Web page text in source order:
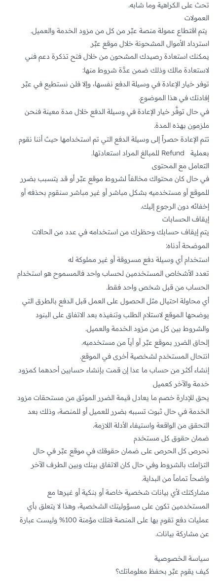
تحث على الكراهية وما شابه.
العمولات
يتم اقتطاع عمولة منصة عبِّر من كل من مزود الخدمة والعميل.
استرداد الأموال المشحونة خلال موقع عبِّر
يمكنك استعادة رصيدك المشحون من خلال فتح تذكرة دعم فني
لاستعادة مالك وذلك ضمن عدَّة شروط منها:
توفر خيار الإعادة في وسيلة الدفع نفسها، وإلا فلن نستطيع في عبِّر
إفادتك في هذا الموضوع.
في حال توفَّر خيار الإعادة في وسيلة الدفع خلال مدة معينة فنحن
ملزمون بهذه المدة.
تتم الإعادة حصراً إلى وسيلة الدفع التي تم استخدامها حيث أننا نقوم
بعملية Refund للمبالغ المراد استعادتها.
التعامل مع المحتوى
في حال كان محتواك مخالفاً لشروط موقع عبِّر أو قد يتسبب بضرر
للموقع أو مستخدميه بشكل مباشر أو غير مباشر سنقوم بحذفه أو
إخفائه دون الرجوع إليك.
إيقاف الحسابات
يتم إيقاف حسابك وحظرك من استخدامه في عدد من الحالات
الموضحة أدناه:
استخدام أي وسيلة دفع مسروقة أو غير مملوكة له
تعدد الأشخاص المستخدمين لحساب واحد فالمسموح هو استخدام
الحساب من قبل شخص واحد فقط.
أي محاولة احتيال مثل الحصول على العمل قبل الدفع بالطرق التي
يوضحها الموقع لاستلام الطلب وتنفيذه بعد الاتفاق على البنود
والشروط بين كل من مزود الخدمة والعميل.
إلحاق الضرر بموقع عبِّر أو أياً من مستخدميه.
انتحال المستخدم لشخصية أخرى في الموقع.
إنشاء أكثر من حساب ما عدا إن قمت بإنشاء حسابين أحدهما كمزود
خدمة والآخر كعميل
يحق للإدارة خصم ما يعادل قيمة الضرر الموثق من مستحقات مزود
الخدمة في حال ثبوت تسببه بضرر للعميل أو للمنصة، وذلك بعد
التحقق من الواقعة واستيفاء الأدلة اللازمة.
ضمان حقوق كل مستخدم
نحرص كل الحرص على ضمان حقوقك في موقع عبِّر في حال
التزامك بالشروط وفي حال كان الاتفاق بينك وبين الطرف الآخر
واضحاً تماماً من البداية.
مشاركتك لأي بيانات شخصية خاصة أو بنكية أو غيرها مع
المستخدمين تكون على مسؤوليتك الشخصية، وهذا لا يتعلق بأي
عمليات دفع تقوم بها على المنصة فتلك مؤمنة 100% وليست عبارة
عن مشاركة بيانات.
سياسة الخصوصية
كيف يقوم عبِّر بحفظ معلوماتك؟